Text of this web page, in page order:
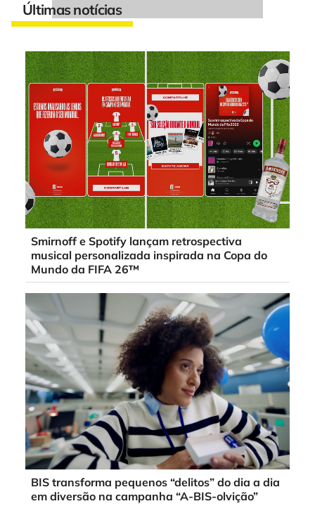
Últimas notícias
Smirnoff e Spotify lançam retrospectiva
musical personalizada inspirada na Copa do
Mundo da FIFA 26™
BIS transforma pequenos “delitos” do dia a dia
em diversão na campanha “A-BIS-olvição”